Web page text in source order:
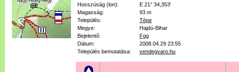
Hosszúság (lon):
E 21° 34,353'
Magasság:
93 m
Település:
Tépe
Megye:
Hajdú-Bihar
Bejelentő:
Fgg
Dátum:
2008.04.29 23:55
Település bemutatása:
vendegvaro.hu